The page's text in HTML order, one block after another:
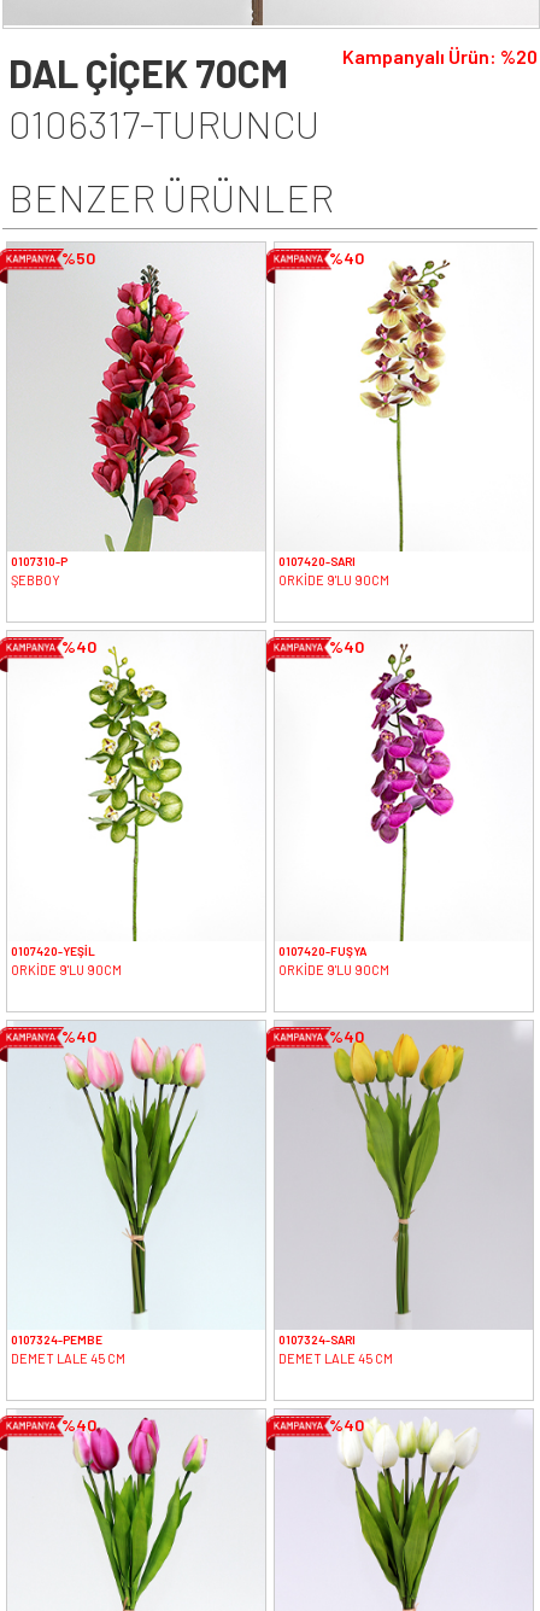
Kampanyalı Ürün: %20
DAL ÇİÇEK 70CM
0106317-TURUNCU
BENZER ÜRÜNLER
%50
0107310-P
ŞEBBOY
%40
0107420-SARI
ORKİDE 9'LU 90CM
%40
0107420-YEŞİL
ORKİDE 9'LU 90CM
%40
0107420-FUŞYA
ORKİDE 9'LU 90CM
%40
0107324-PEMBE
DEMET LALE 45 CM
%40
0107324-SARI
DEMET LALE 45 CM
%40 %40